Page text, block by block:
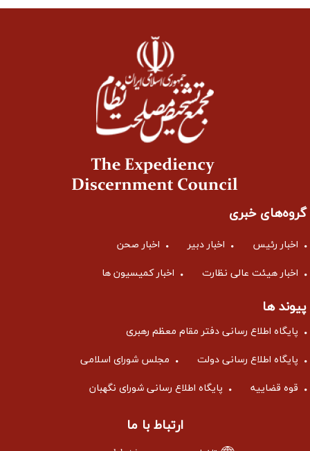
گروه‌های خبری
اخبار رئیس اخبار دبیر اخبار صحن
اخبار هیئت عالی نظارت اخبار کمیسیون ها
پیوند ها
پایگاه اطلاع رسانی دفتر مقام معظم رهبری
پایگاه اطلاع رسانی دولت مجلس شورای اسلامی
قوه قضاییه پایگاه اطلاع رسانی شورای نگهبان
ارتباط با ما